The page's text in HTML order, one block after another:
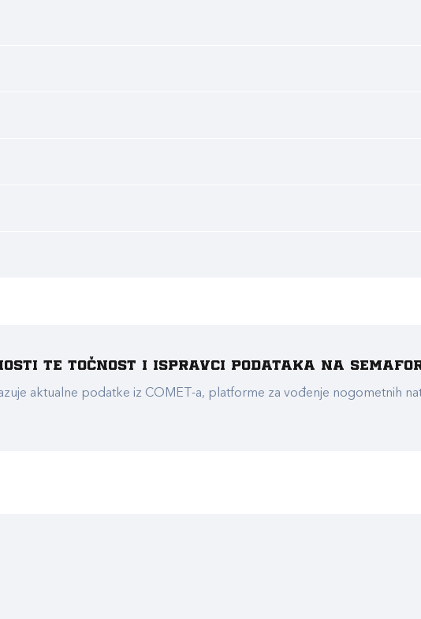
te točnost i ispravci podataka na
aktualne podatke iz COMET-a, platforme za vođenje nogometnih